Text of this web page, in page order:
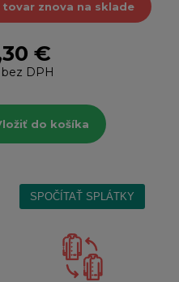
znova na sklade
€
DPH
do košíka